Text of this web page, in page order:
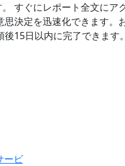
すぐにレポート全文にア
決定を迅速化できます。
15日以内に完了できます。
ービ